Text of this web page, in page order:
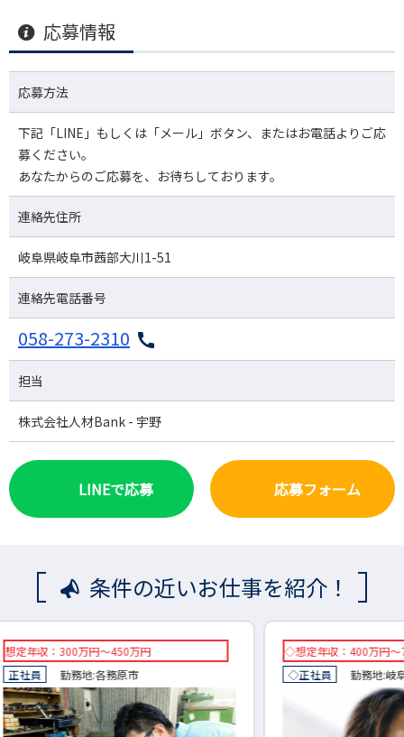
応募情報
応募方法
下記「LINE」もしくは「メール」ボタン、またはお電話よりご応
募ください。
あなたからのご応募を、お待ちしております。
連絡先住所
岐阜県岐阜市茜部大川1-51
連絡先電話番号
058-273-2310
担当
株式会社人材Bank - 宇野
LINEで応募 応募フォーム
条件の近いお仕事を紹介！
◇想定年収：400万円～700万円
◇正社員
想定
正社